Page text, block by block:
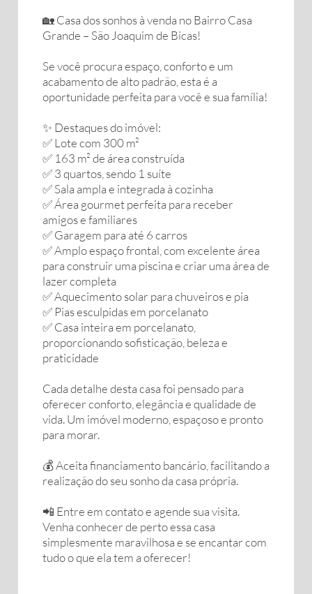
🏡 Casa dos sonhos à venda no Bairro Casa
Grande – São Joaquim de Bicas!
Se você procura espaço, conforto e um
acabamento de alto padrão, esta é a
oportunidade perfeita para você e sua família!
✨ Destaques do imóvel:
✅ Lote com 300 m²
✅ 163 m² de área construída
✅ 3 quartos, sendo 1 suíte
✅ Sala ampla e integrada à cozinha
✅ Área gourmet perfeita para receber
amigos e familiares
✅ Garagem para até 6 carros
✅ Amplo espaço frontal, com excelente área
para construir uma piscina e criar uma área de
lazer completa
✅ Aquecimento solar para chuveiros e pia
✅ Pias esculpidas em porcelanato
✅ Casa inteira em porcelanato,
proporcionando sofisticação, beleza e
praticidade
Cada detalhe desta casa foi pensado para
oferecer conforto, elegância e qualidade de
vida. Um imóvel moderno, espaçoso e pronto
para morar.
💰 Aceita financiamento bancário, facilitando a
realização do seu sonho da casa própria.
📲 Entre em contato e agende sua visita.
Venha conhecer de perto essa casa
simplesmente maravilhosa e se encantar com
tudo o que ela tem a oferecer!